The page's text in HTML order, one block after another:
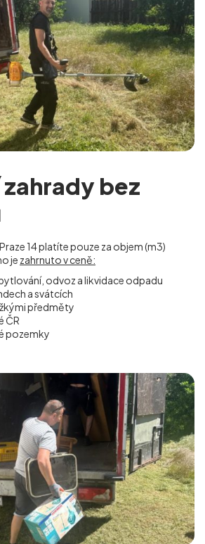
bez
14platíte pouze za objem (m3)
je zahrnuto v ceně:
odvoz a likvidace odpadu
a svátcích
předměty
ČR
pozemky